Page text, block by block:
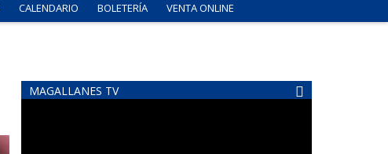
CALENDARIO BOLETERÍA VENTA ONLINE
MAGALLANES TV